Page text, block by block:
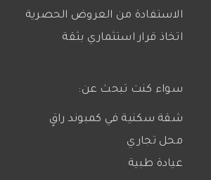
الاستفادة من العروض الحصرية
اتخاذ قرار استثماري بثقة
سواء كنت تبحث عن:
شقة سكنية في كمبوند راقٍ
محل تجاري
عيادة طبية